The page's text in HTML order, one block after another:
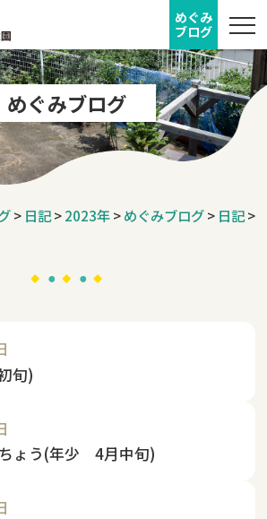
めぐみ
ブログ
めぐみブログ
> 日記>2023年>めぐみブログ> 日記>
旬)
ょう(年少 4月中旬)